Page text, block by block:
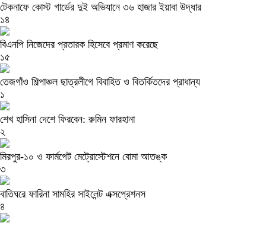
টেকনাফে কোস্ট গার্ডের দুই অভিযানে ৩৬ হাজার ইয়াবা উদ্ধার
১৪
বিএনপি নিজেদের প্রতারক হিসেবে প্রমাণ করেছে
১৫
তেজগাঁও শিল্পাঞ্চল ছাত্রলীগে বিবাহিত ও বিতর্কিতদের প্রাধান্য
১
শেখ হাসিনা দেশে ফিরবেন: রুমিন ফারহানা
২
মিরপুর-১০ ও ফার্মগেট মেট্রোস্টেশনে বোমা আতঙ্ক
৩
বাতিঘরে ফারিনা সামহির সাইলেন্ট এক্সপ্রেশনস
৪